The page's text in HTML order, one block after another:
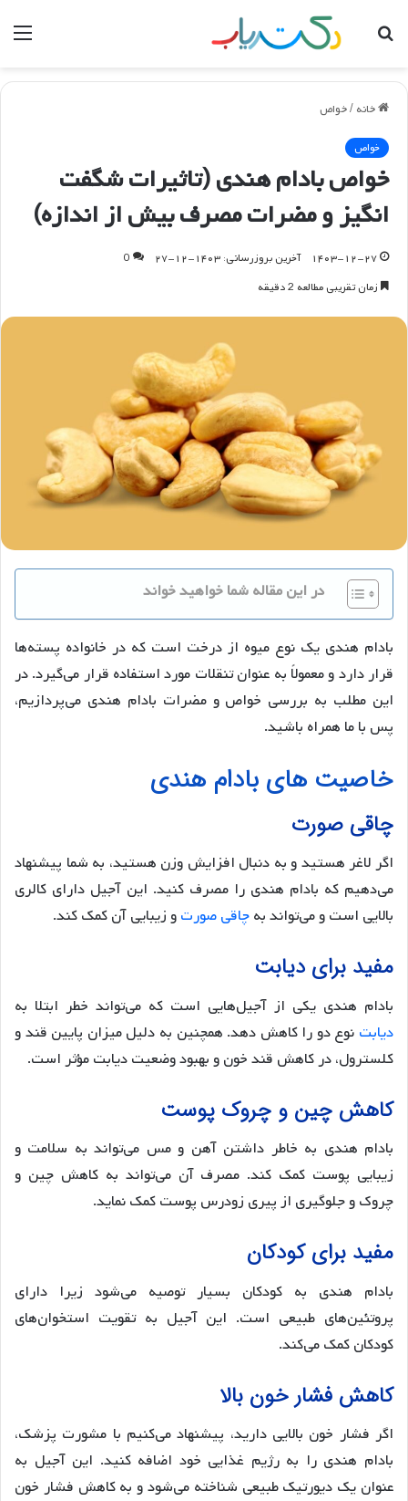
جستجو
خانه /خواص
خواص
خواص بادام هندی (تاثیرات شگفت
انگیز و مضرات مصرف بیش از اندازه)
۱۴۰۳-۱۲-۲۷ آخرین بروزرسانی: ۱۴۰۳-۱۲-۲۷
0
زمان تقریبی مطالعه 2 دقیقه
در این مقاله شما خواهید خواند
بادام هندی یک نوع میوه از درخت است که در خانواده پسته‌ها
قرار دارد و معمولاً به عنوان تنقلات مورد استفاده قرار می‌گیرد. در
این مطلب به بررسی خواص و مضرات بادام هندی می‌پردازیم،
پس با ما همراه باشید.
خاصیت های بادام هندی
چاقی صورت
اگر لاغر هستید و به دنبال افزایش وزن هستید، به شما پیشنهاد
می‌دهیم که بادام هندی را مصرف کنید. این آجیل دارای کالری
بالایی است و می‌تواند بهچاقی صورتو زیبایی آن کمک کند.
مفید برای دیابت
بادام هندی یکی از آجیل‌هایی است که می‌تواند خطر ابتلا به
دیابت نوع دو را کاهش دهد. همچنین به دلیل میزان پایین قند و
کلسترول، در کاهش قند خون و بهبود وضعیت دیابت مؤثر است.
کاهش چین و چروک پوست
بادام هندی به خاطر داشتن آهن و مس می‌تواند به سلامت و
زیبایی پوست کمک کند. مصرف آن می‌تواند به کاهش چین و
چروک و جلوگیری از پیری زودرس پوست کمک نماید.
مفید برای کودکان
بادام هندی به کودکان بسیار توصیه می‌شود زیرا دارای
پروتئین‌های طبیعی است. این آجیل به تقویت استخوان‌های
کودکان کمک می‌کند.
کاهش فشار خون بالا
اگر فشار خون بالایی دارید، پیشنهاد می‌کنیم با مشورت پزشک،
بادام هندی را به رژیم غذایی خود اضافه کنید. این آجیل به
عنوان یک دیورتیک طبیعی شناخته می‌شود و به کاهش فشار خون